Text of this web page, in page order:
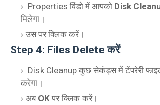
Properties विंडो में आपको Disk
मिलेगा।
उस पर क्लिक करें।
Step 4: Files Delete करें
Disk Cleanup कुछ सेकंड्स में टेंपरेरी
करेगा।
अब OK पर क्लिक करें।